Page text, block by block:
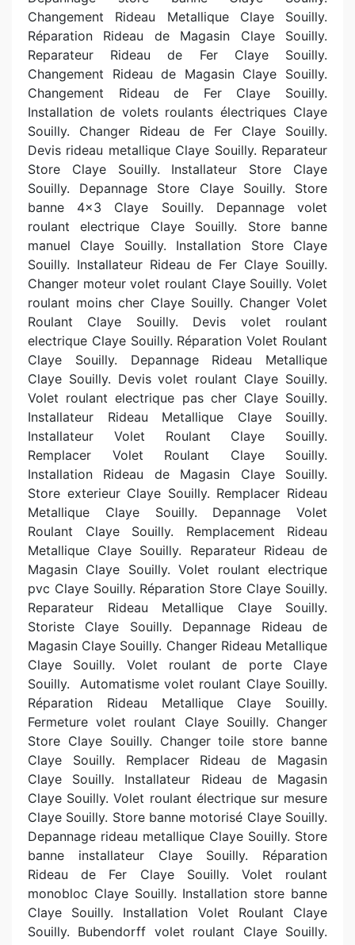
Changement Rideau Metallique Claye Souilly.
Réparation Rideau de Magasin Claye Souilly.
Reparateur Rideau de Fer Claye Souilly.
Changement Rideau de Magasin Claye Souilly.
Changement Rideau de Fer Claye Souilly.
Installation de volets roulants électriques Claye
Souilly. Changer Rideau de Fer Claye Souilly.
Devis rideau metallique Claye Souilly. Reparateur
Store Claye Souilly. Installateur Store Claye
Souilly. Depannage Store Claye Souilly. Store
banne 4x3 Claye Souilly. Depannage volet
roulant electrique Claye Souilly. Store banne
manuel Claye Souilly. Installation Store Claye
Souilly. Installateur Rideau de Fer Claye Souilly.
Changer moteur volet roulant Claye Souilly. Volet
roulant moins cher Claye Souilly. Changer Volet
Roulant Claye Souilly. Devis volet roulant
electrique Claye Souilly. Réparation Volet Roulant
Claye Souilly. Depannage Rideau Metallique
Claye Souilly. Devis volet roulant Claye Souilly.
Volet roulant electrique pas cher Claye Souilly.
Installateur Rideau Metallique Claye Souilly.
Installateur Volet Roulant Claye Souilly.
Remplacer Volet Roulant Claye Souilly.
Installation Rideau de Magasin Claye Souilly.
Store exterieur Claye Souilly. Remplacer Rideau
Metallique Claye Souilly. Depannage Volet
Roulant Claye Souilly. Remplacement Rideau
Metallique Claye Souilly. Reparateur Rideau de
Magasin Claye Souilly. Volet roulant electrique
pvc Claye Souilly. Réparation Store Claye Souilly.
Reparateur Rideau Metallique Claye Souilly.
Storiste Claye Souilly. Depannage Rideau de
Magasin Claye Souilly. Changer Rideau Metallique
Claye Souilly. Volet roulant de porte Claye
Souilly. Automatisme volet roulant Claye Souilly.
Réparation Rideau Metallique Claye Souilly.
Fermeture volet roulant Claye Souilly. Changer
Store Claye Souilly. Changer toile store banne
Claye Souilly. Remplacer Rideau de Magasin
Claye Souilly. Installateur Rideau de Magasin
Claye Souilly. Volet roulant électrique sur mesure
Claye Souilly. Store banne motorisé Claye Souilly.
Depannage rideau metallique Claye Souilly. Store
banne installateur Claye Souilly. Réparation
Rideau de Fer Claye Souilly. Volet roulant
monobloc Claye Souilly. Installation store banne
Claye Souilly. Installation Volet Roulant Claye
Souilly. Bubendorff volet roulant Claye Souilly.